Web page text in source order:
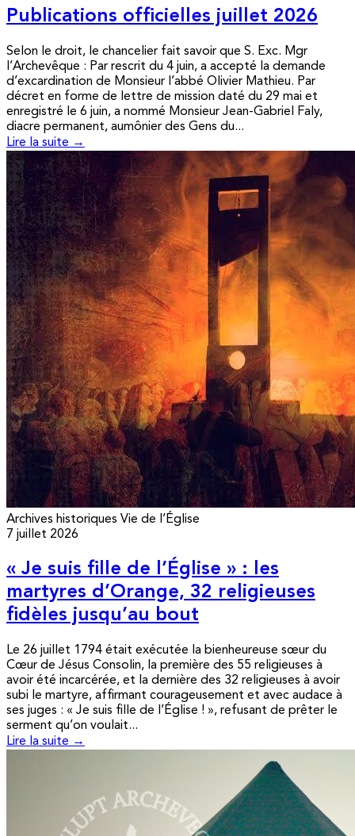
Publications officielles juillet 2026
Selon le droit, le chancelier fait savoir que S. Exc. Mgr
l’Archevêque : Par rescrit du 4 juin, a accepté la demande
d’excardination de Monsieur l’abbé Olivier Mathieu. Par
décret en forme de lettre de mission daté du 29 mai et
enregistré le 6 juin, a nommé Monsieur Jean-Gabriel Faly,
diacre permanent, aumônier des Gens du...
Lire la suite →
Archives historiques Vie de l’Église
7 juillet 2026
« Je suis fille de l’Église » : les
martyres d’Orange, 32 religieuses
fidèles jusqu’au bout
Le 26 juillet 1794 était exécutée la bienheureuse sœur du
Cœur de Jésus Consolin, la première des 55 religieuses à
avoir été incarcérée, et la dernière des 32 religieuses à avoir
subi le martyre, affirmant courageusement et avec audace à
ses juges : « Je suis fille de l’Église ! », refusant de prêter le
serment qu’on voulait...
Lire la suite →